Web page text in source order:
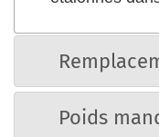
Poids